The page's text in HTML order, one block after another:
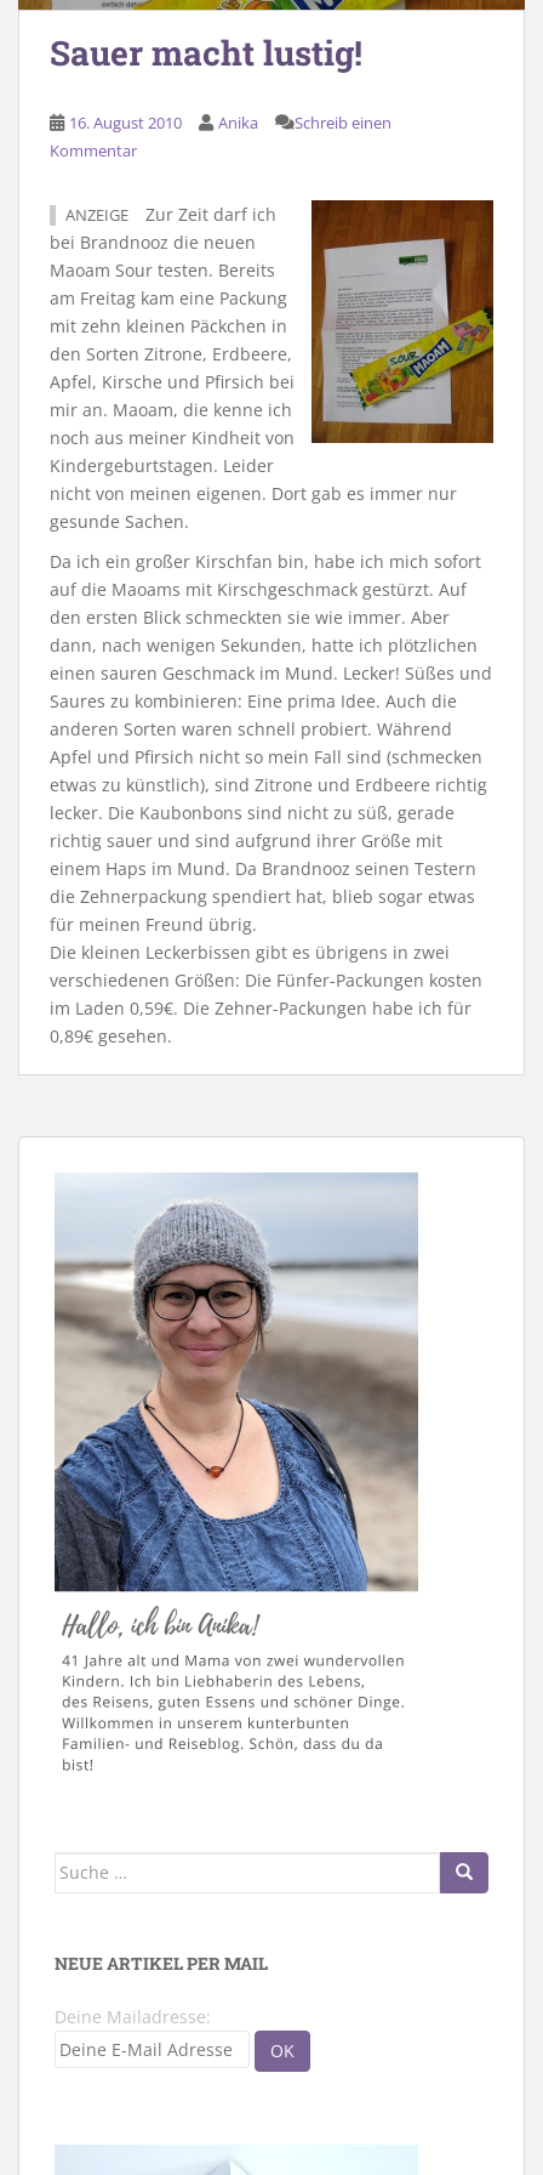
Sauer macht lustig!
16. August 2010 Anika
Schreib einen
Kommentar
ANZEIGE
Zur Zeit darf ich
bei Brandnooz die neuen
Maoam Sour testen. Bereits
am Freitag kam eine Packung
mit zehn kleinen Päckchen in
den Sorten Zitrone, Erdbeere,
Apfel, Kirsche und Pfirsich bei
mir an. Maoam, die kenne ich
noch aus meiner Kindheit von
Kindergeburtstagen. Leider
nicht von meinen eigenen. Dort gab es immer nur
gesunde Sachen.
Da ich ein großer Kirschfan bin, habe ich mich sofort
auf die Maoams mit Kirschgeschmack gestürzt. Auf
den ersten Blick schmeckten sie wie immer. Aber
dann, nach wenigen Sekunden, hatte ich plötzlichen
einen sauren Geschmack im Mund. Lecker! Süßes und
Saures zu kombinieren: Eine prima Idee. Auch die
anderen Sorten waren schnell probiert. Während
Apfel und Pfirsich nicht so mein Fall sind (schmecken
etwas zu künstlich), sind Zitrone und Erdbeere richtig
lecker. Die Kaubonbons sind nicht zu süß, gerade
richtig sauer und sind aufgrund ihrer Größe mit
einem Haps im Mund. Da Brandnooz seinen Testern
die Zehnerpackung spendiert hat, blieb sogar etwas
für meinen Freund übrig.
Die kleinen Leckerbissen gibt es übrigens in zwei
verschiedenen Größen: Die Fünfer-Packungen kosten
im Laden 0,59€. Die Zehner-Packungen habe ich für
0,89€ gesehen.
Suche
NEUE ARTIKEL PER MAIL
Deine Mailadresse: